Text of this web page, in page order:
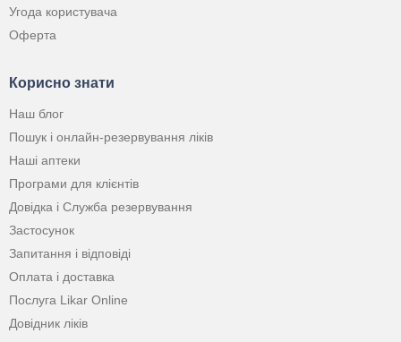
Угода користувача
Оферта
Корисно знати
Наш блог
Пошук і онлайн-резервування ліків
Наші аптеки
Програми для клієнтів
Довідка і Служба резервування
Застосунок
Запитання і відповіді
Оплата і доставка
Послуга Likar Online
Довідник ліків